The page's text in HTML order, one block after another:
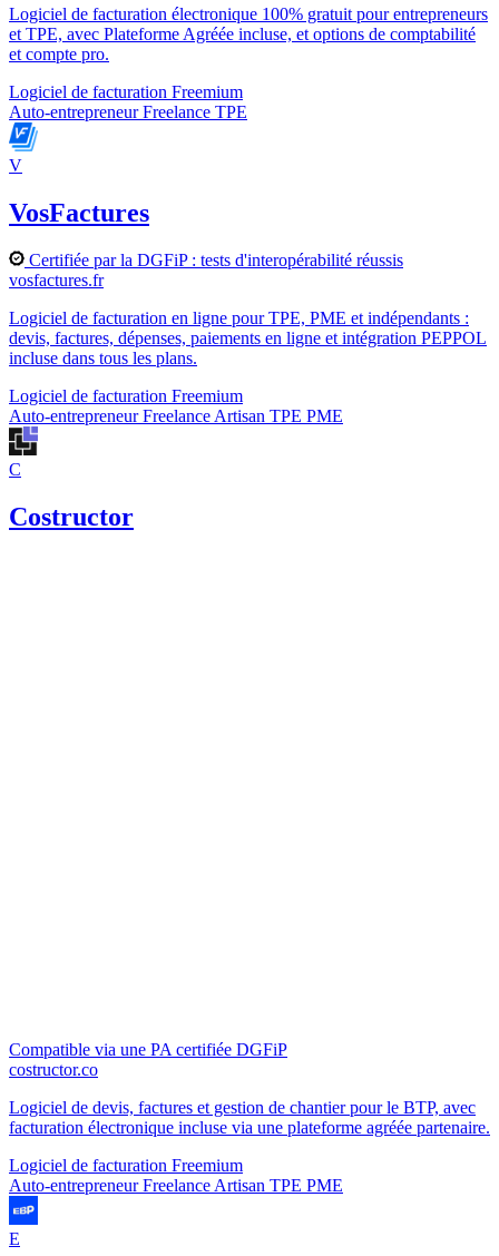
Logiciel de facturation électronique 100% gratuit pour entrepreneurs
et TPE, avec Plateforme Agréée incluse, et options de comptabilité
et compte pro.
Logiciel de facturation Freemium
Auto-entrepreneurFreelance TPE
V
VosFactures
Certifiée par la DGFiP : tests d'interopérabilité réussis
vosfactures.fr
Logiciel de facturation en ligne pour TPE, PME et indépendants :
devis, factures, dépenses, paiements en ligne et intégration PEPPOL
incluse dans tous les plans.
Logiciel de facturation Freemium
Auto-entrepreneurFreelance Artisan TPE PME
C
Costructor
Compatible via une PA certifiée DGFiP
costructor.co
Logiciel de devis, factures et gestion de chantier pour le BTP, avec
facturation électronique incluse via une plateforme agréée partenaire.
Logiciel de facturation Freemium
Auto-entrepreneurFreelance Artisan TPE PME
E